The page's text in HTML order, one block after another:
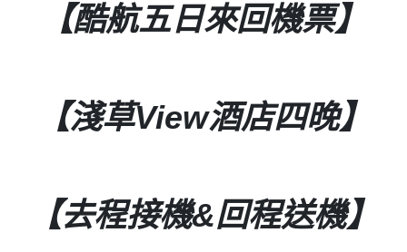
【酷航五日來回機票】
【淺草View酒店四晚】
【去程接機&回程送機】